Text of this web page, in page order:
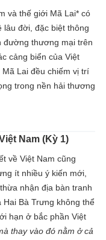
và thế giới Mã Lai* có
lâu đời, đặc biệt thông
đường thương mại trên
cảng biển của Việt
Mã Lai đều chiếm vị trí
trong nền hải thương
Nam (Kỳ 1)
về Việt Nam cũng
ít nhiều ý kiến mới,
nhận địa bàn tranh
Hai Bà Trưng không thể
hạn ở bắc phần Việt
thay vào đó nằm ở cả